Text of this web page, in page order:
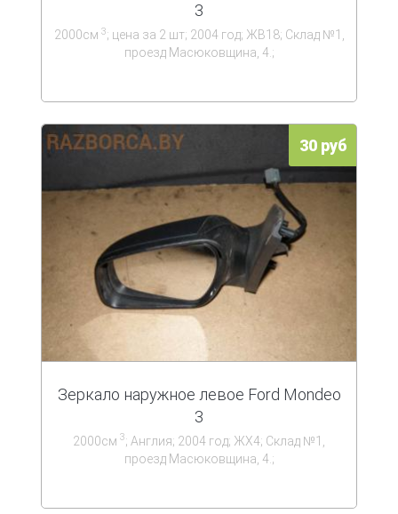
3
2000см 3; цена за 2 шт; 2004 год; ЖВ18; Склад №1,
проезд Масюковщина, 4.;
30 руб
Зеркало наружное левое Ford Mondeo
3
2000см 3; Англия; 2004 год; ЖХ4; Склад №1,
проезд Масюковщина, 4.;